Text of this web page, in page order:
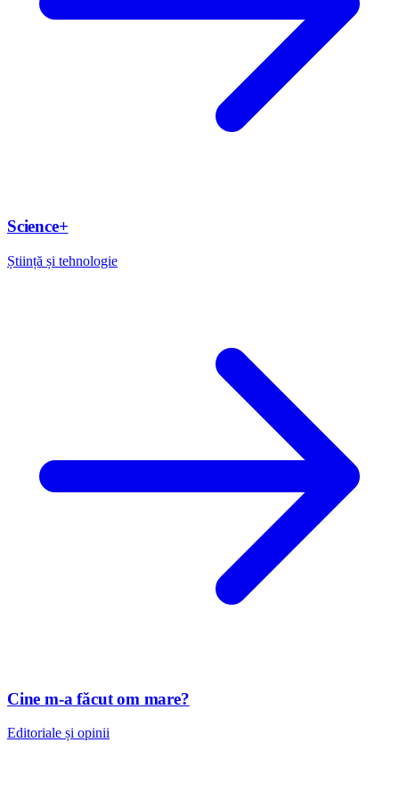
Science+
Știință și tehnologie
Cine m-a făcut om mare?
Editoriale și opinii